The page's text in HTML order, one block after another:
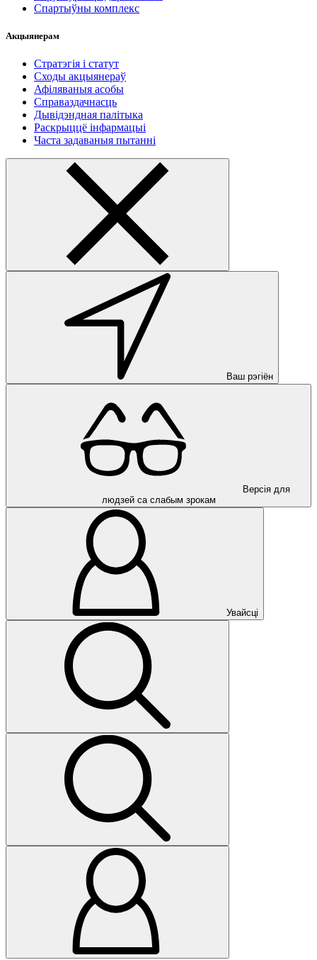
Спартыўны комплекс
Акцыянерам
Стратэгія і статут
Сходы акцыянераў
Афіляваныя асобы
Справаздачнасць
Дывідэндная палітыка
Раскрыццё інфармацыі
Часта задаваныя пытанні
Ваш рэгіён
Версія для
людзей са слабым зрокам
Увайсці